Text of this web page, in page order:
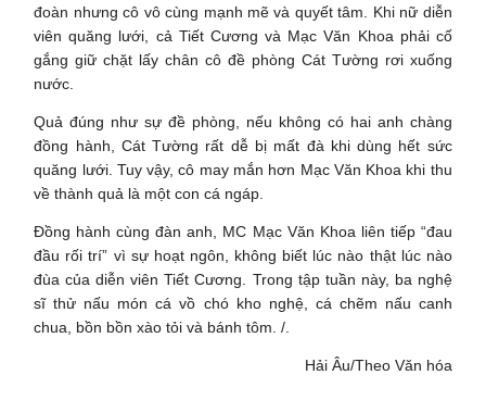
đoàn nhưng cô vô cùng mạnh mẽ và quyết tâm. Khi nữ diễn
viên quăng lưới, cả Tiết Cương và Mạc Văn Khoa phải cố
gắng giữ chặt lấy chân cô đề phòng Cát Tường rơi xuống
nước.
Quả đúng như sự đề phòng, nếu không có hai anh chàng
đồng hành, Cát Tường rất dễ bị mất đà khi dùng hết sức
quăng lưới. Tuy vậy, cô may mắn hơn Mạc Văn Khoa khi thu
về thành quả là một con cá ngáp.
Đồng hành cùng đàn anh, MC Mạc Văn Khoa liên tiếp “đau
đầu rối trí” vì sự hoạt ngôn, không biết lúc nào thật lúc nào
đùa của diễn viên Tiết Cương. Trong tập tuần này, ba nghệ
sĩ thử nấu món cá vồ chó kho nghệ, cá chẽm nấu canh
chua, bồn bồn xào tỏi và bánh tôm. /.
Hải Âu/Theo Văn hóa